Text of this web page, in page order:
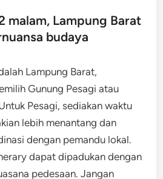
malam, Lampung Barat
budaya
Lampung Barat,
Gunung Pesagi atau
Pesagi, sediakan waktu
lebih menantang dan
dengan pemandu lokal.
dapat dipadukan dengan
pedesaan. Jangan